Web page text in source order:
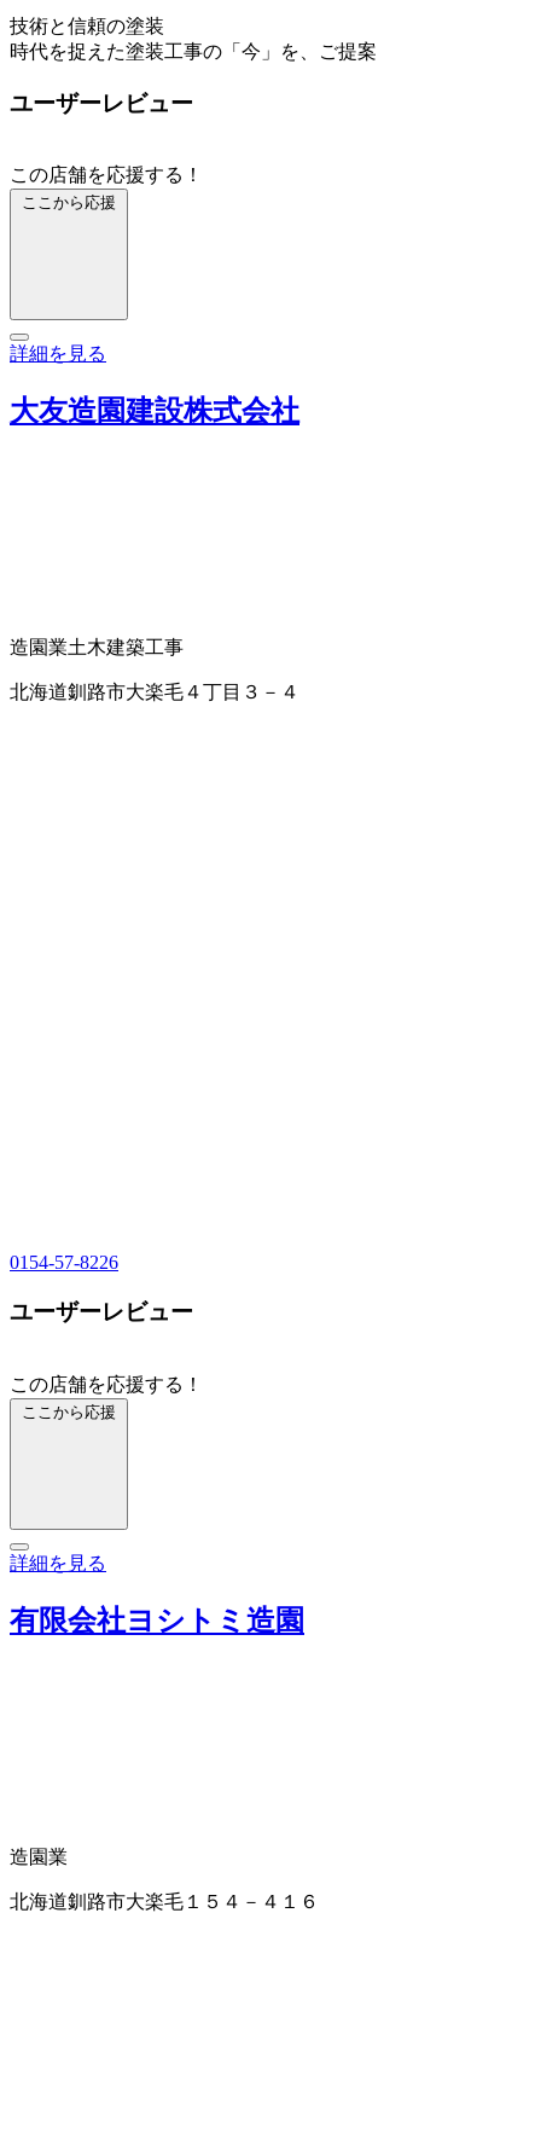
技術と信頼の塗装
時代を捉えた塗装工事の「今」を、ご提案
ユーザーレビュー
この店舗を応援する！
ここから応援
詳細を見る
大友造園建設株式会社
造園業土木建築工事
北海道釧路市大楽毛４丁目３－４
0154-57-8226
ユーザーレビュー
この店舗を応援する！
ここから応援
詳細を見る
有限会社ヨシトミ造園
造園業
北海道釧路市大楽毛１５４－４１６